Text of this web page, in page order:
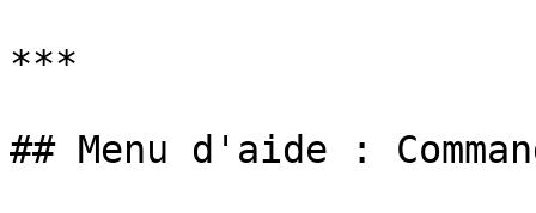
***
## Menu d'aide :